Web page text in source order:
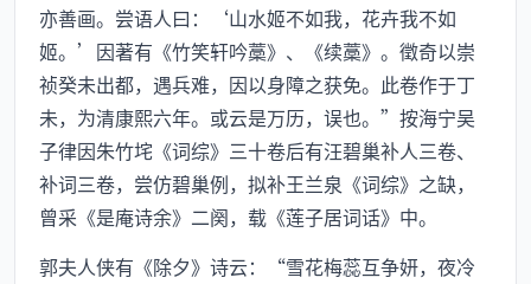
亦善画。尝语人曰：‘山水姬不如我，花卉我不如
姬。’因著有《竹笑轩吟藁》、《续藁》。徵奇以崇
祯癸未出都，遇兵难，因以身障之获免。此卷作于丁
未，为清康熙六年。或云是万历，误也。”按海宁吴
子律因朱竹垞《词综》三十卷后有汪碧巢补人三卷、
补词三卷，尝仿碧巢例，拟补王兰泉《词综》之缺，
曾采《是庵诗余》二阕，载《莲子居词话》中。
郭夫人侠有《除夕》诗云：“雪花梅蕊互争妍，夜冷